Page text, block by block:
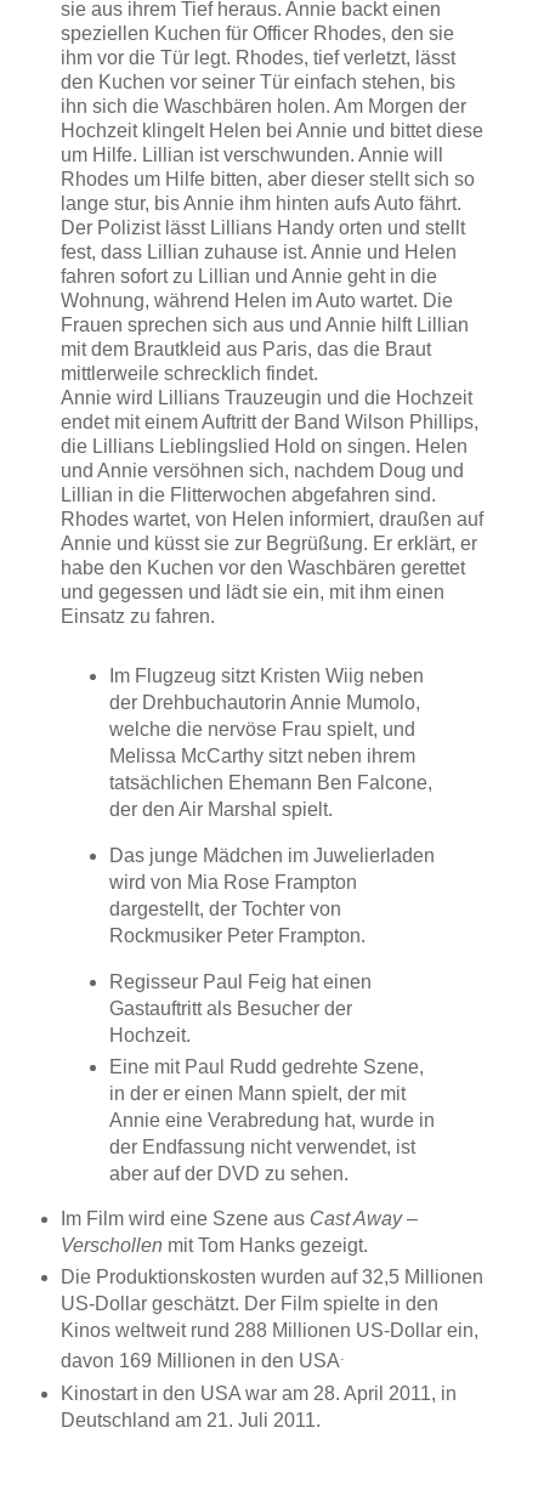
sie aus ihrem Tief heraus. Annie backt einen
speziellen Kuchen für Officer Rhodes, den sie
ihm vor die Tür legt. Rhodes, tief verletzt, lässt
den Kuchen vor seiner Tür einfach stehen, bis
ihn sich die Waschbären holen. Am Morgen der
Hochzeit klingelt Helen bei Annie und bittet diese
um Hilfe. Lillian ist verschwunden. Annie will
Rhodes um Hilfe bitten, aber dieser stellt sich so
lange stur, bis Annie ihm hinten aufs Auto fährt.
Der Polizist lässt Lillians Handy orten und stellt
fest, dass Lillian zuhause ist. Annie und Helen
fahren sofort zu Lillian und Annie geht in die
Wohnung, während Helen im Auto wartet. Die
Frauen sprechen sich aus und Annie hilft Lillian
mit dem Brautkleid aus Paris, das die Braut
mittlerweile schrecklich findet.
Annie wird Lillians Trauzeugin und die Hochzeit
endet mit einem Auftritt der Band Wilson Phillips,
die Lillians Lieblingslied Hold on singen. Helen
und Annie versöhnen sich, nachdem Doug und
Lillian in die Flitterwochen abgefahren sind.
Rhodes wartet, von Helen informiert, draußen auf
Annie und küsst sie zur Begrüßung. Er erklärt, er
habe den Kuchen vor den Waschbären gerettet
und gegessen und lädt sie ein, mit ihm einen
Einsatz zu fahren.
Im Flugzeug sitzt Kristen Wiig neben
der Drehbuchautorin Annie Mumolo,
welche die nervöse Frau spielt, und
Melissa McCarthy sitzt neben ihrem
tatsächlichen Ehemann Ben Falcone,
der den Air Marshal spielt.
Das junge Mädchen im Juwelierladen
wird von Mia Rose Frampton
dargestellt, der Tochter von
Rockmusiker Peter Frampton.
Regisseur Paul Feig hat einen
Gastauftritt als Besucher der
Hochzeit.
Eine mit Paul Rudd gedrehte Szene,
in der er einen Mann spielt, der mit
Annie eine Verabredung hat, wurde in
der Endfassung nicht verwendet, ist
aber auf der DVD zu sehen.
Im Film wird eine Szene aus Cast Away –
Verschollen mit Tom Hanks gezeigt.
Die Produktionskosten wurden auf 32,5 Millionen
US-Dollar geschätzt. Der Film spielte in den
Kinos weltweit rund 288 Millionen US-Dollar ein,
davon 169 Millionen in den USA.
Kinostart in den USA war am 28. April 2011, in
Deutschland am 21. Juli 2011.